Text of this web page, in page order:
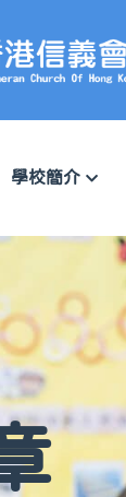
學校簡介